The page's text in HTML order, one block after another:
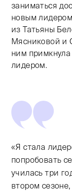
заниматься
новым
из Татьяны
Мясниковой и
ним
лидером.
«Я стала
попробовать
училась три
втором